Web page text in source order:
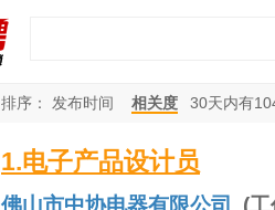
排序： 发布时间 相关度 30天内有
1.电子产品设计员
佛山市中协电器有限公司
(